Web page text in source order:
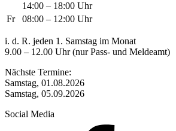
14:00 – 18:00 Uhr
Fr
08:00 – 12:00 Uhr
i. d. R. jeden 1. Samstag im Monat
9.00 – 12.00 Uhr (nur Pass- und Meldeamt)
Nächste Termine:
Samstag, 01.08.2026
Samstag, 05.09.2026
Social Media